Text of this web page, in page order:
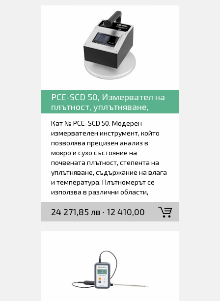
PCE-SCD 50, Измервател на
плътност, уплътняване,
влага и температура на
почвата.
Кат № PCE-SCD 50. Модерен
измервателен инструмент, който
позволява прецизен анализ в
мокро и сухо състояние на
почвената плътност, степента на
уплътняване, съдържание на влага
и температура. Плътномерът се
използва в различни области,
включително пътно строителство,
изграждане на основи, изграждане
на депа, екологично и
ръководителите на обекти да
анализират свойствата и
качеството на почвата, за да
гарантират, че почвите са
подходящи за предвидените
24 271,85 лв · 12 410,00